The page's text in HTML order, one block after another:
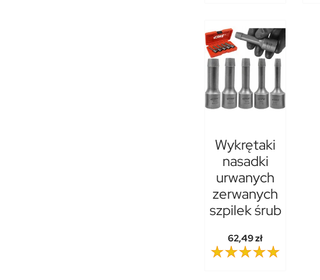
Wykrętaki
nasadki
urwanych
zerwanych
szpilek śrub
62,49 zł